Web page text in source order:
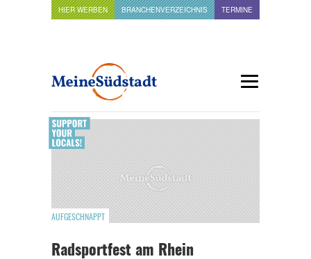
HIER WERBEN BRANCHENVERZEICHNIS TERMINE
AUFGESCHNAPPT
Radsportfest am Rhein